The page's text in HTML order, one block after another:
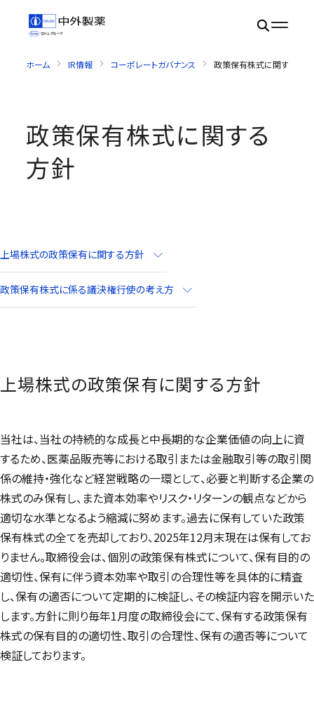
ホーム IR情報 コーポレートガバナンス 政策保有株式に関する方針
政策保有株式に関する
方針
上場株式の政策保有に関する方針
政策保有株式に係る議決権行使の考え方
上場株式の政策保有に関する方針
当社は、当社の持続的な成長と中長期的な企業価値の向上に資
するため、医薬品販売等における取引または金融取引等の取引関
係の維持・強化など経営戦略の一環として、必要と判断する企業の
株式のみ保有し、また資本効率やリスク・リターンの観点などから
適切な水準となるよう縮減に努めます。過去に保有していた政策
保有株式の全てを売却しており、2025年12月末現在は保有してお
りません。取締役会は、個別の政策保有株式について、保有目的の
適切性、保有に伴う資本効率や取引の合理性等を具体的に精査
し、保有の適否について定期的に検証し、その検証内容を開示いた
します。方針に則り毎年1月度の取締役会にて、保有する政策保有
株式の保有目的の適切性、取引の合理性、保有の適否等について
検証しております。